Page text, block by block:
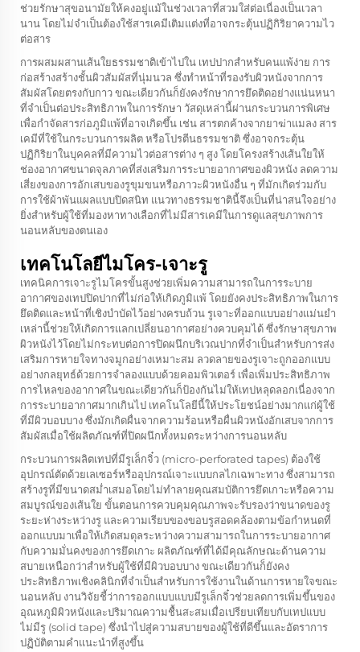
ช่วยรักษาสุขอนามัยให้คงอยู่แม้ในช่วงเวลาที่สวมใส่ต่อเนื่องเป็นเวลา
นาน โดยไม่จำเป็นต้องใช้สารเคมีเติมแต่งที่อาจกระตุ้นปฏิกิริยาความไว
ต่อสาร
การผสมผสานเส้นใยธรรมชาติเข้าไปใน เทปปากสำหรับคนแพ้ง่าย การ
ก่อสร้างสร้างชั้นผิวสัมผัสที่นุ่มนวล ซึ่งทำหน้าที่รองรับผิวหนังจากการ
สัมผัสโดยตรงกับกาว ขณะเดียวกันก็ยังคงรักษาการยึดติดอย่างแน่นหนา
ที่จำเป็นต่อประสิทธิภาพในการรักษา วัสดุเหล่านี้ผ่านกระบวนการพิเศษ
เพื่อกำจัดสารก่อภูมิแพ้ที่อาจเกิดขึ้น เช่น สารตกค้างจากยาฆ่าแมลง สาร
เคมีที่ใช้ในกระบวนการผลิต หรือโปรตีนธรรมชาติ ซึ่งอาจกระตุ้น
ปฏิกิริยาในบุคคลที่มีความไวต่อสารต่าง ๆ สูง โดยโครงสร้างเส้นใยให้
ช่องอากาศขนาดจุลภาคที่ส่งเสริมการระบายอากาศของผิวหนัง ลดความ
เสี่ยงของการอักเสบของรูขุมขนหรือภาวะผิวหนังอื่น ๆ ที่มักเกิดร่วมกับ
การใช้ผ้าพันแผลแบบปิดสนิท แนวทางธรรมชาตินี้จึงเป็นที่น่าสนใจอย่าง
ยิ่งสำหรับผู้ใช้ที่มองหาทางเลือกที่ไม่มีสารเคมีในการดูแลสุขภาพการ
นอนหลับของตนเอง
เทคโนโลยีไมโคร-เจาะรู
เทคนิคการเจาะรูไมโครขั้นสูงช่วยเพิ่มความสามารถในการระบาย
อากาศของเทปปิดปากที่ไม่ก่อให้เกิดภูมิแพ้ โดยยังคงประสิทธิภาพในการ
ยึดติดและหน้าที่เชิงบำบัดไว้อย่างครบถ้วน รูเจาะที่ออกแบบอย่างแม่นยำ
เหล่านี้ช่วยให้เกิดการแลกเปลี่ยนอากาศอย่างควบคุมได้ ซึ่งรักษาสุขภาพ
ผิวหนังไว้โดยไม่กระทบต่อการปิดผนึกบริเวณปากที่จำเป็นสำหรับการส่ง
เสริมการหายใจทางจมูกอย่างเหมาะสม ลวดลายของรูเจาะถูกออกแบบ
อย่างกลยุทธ์ด้วยการจำลองแบบด้วยคอมพิวเตอร์ เพื่อเพิ่มประสิทธิภาพ
การไหลของอากาศในขณะเดียวกันก็ป้องกันไม่ให้เทปหลุดลอกเนื่องจาก
การระบายอากาศมากเกินไป เทคโนโลยีนี้ให้ประโยชน์อย่างมากแก่ผู้ใช้
ที่มีผิวบอบบาง ซึ่งมักเกิดผื่นจากความร้อนหรือผื่นผิวหนังอักเสบจากการ
สัมผัสเมื่อใช้ผลิตภัณฑ์ที่ปิดผนึกทั้งหมดระหว่างการนอนหลับ
กระบวนการผลิตเทปที่มีรูเล็กจิ๋ว (micro-perforated tapes) ต้องใช้
อุปกรณ์ตัดด้วยเลเซอร์หรืออุปกรณ์เจาะแบบกลไกเฉพาะทาง ซึ่งสามารถ
สร้างรูที่มีขนาดสม่ำเสมอโดยไม่ทำลายคุณสมบัติการยึดเกาะหรือความ
สมบูรณ์ของเส้นใย ขั้นตอนการควบคุมคุณภาพจะรับรองว่าขนาดของรู
ระยะห่างระหว่างรู และความเรียบของขอบรูสอดคล้องตามข้อกำหนดที่
ออกแบบมาเพื่อให้เกิดสมดุลระหว่างความสามารถในการระบายอากาศ
กับความมั่นคงของการยึดเกาะ ผลิตภัณฑ์ที่ได้มีคุณลักษณะด้านความ
สบายเหนือกว่าสำหรับผู้ใช้ที่มีผิวบอบบาง ขณะเดียวกันก็ยังคง
ประสิทธิภาพเชิงคลินิกที่จำเป็นสำหรับการใช้งานในด้านการหายใจขณะ
นอนหลับ งานวิจัยชี้ว่าการออกแบบแบบมีรูเล็กจิ๋วช่วยลดการเพิ่มขึ้นของ
อุณหภูมิผิวหนังและปริมาณความชื้นสะสมเมื่อเปรียบเทียบกับเทปแบบ
ไม่มีรู (solid tape) ซึ่งนำไปสู่ความสบายของผู้ใช้ที่ดีขึ้นและอัตราการ
ปฏิบัติตามคำแนะนำที่สูงขึ้น